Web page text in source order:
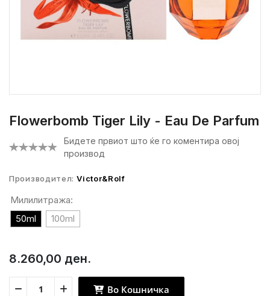
Flowerbomb Tiger Lily - Eau De Parfum
Бидете првиот што ќе го коментира овој
производ
Производител: Victor&Rolf
Милилитража:
50ml
100ml
8.260,00 ден.
Во Кошничка